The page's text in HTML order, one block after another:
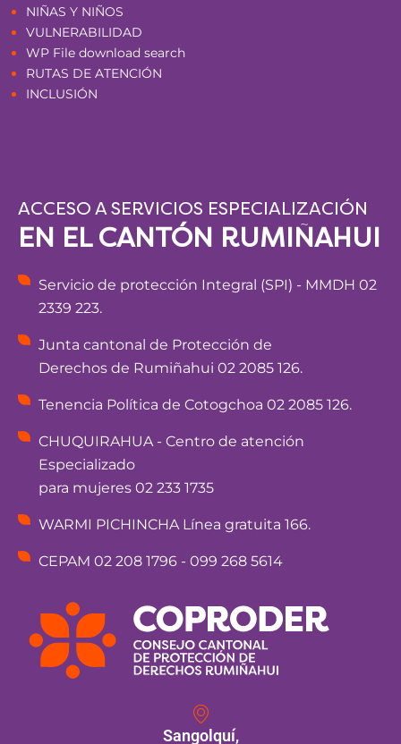
NIÑAS Y NIÑOS
VULNERABILIDAD
WP File download search
RUTAS DE ATENCIÓN
INCLUSIÓN
ACCESO A SERVICIOS ESPECIALIZACIÓN
EN EL CANTÓN RUMIÑAHUI
Servicio de protección Integral (SPI) - MMDH 02
2339 223.
Junta cantonal de Protección de
Derechos de Rumiñahui 02 2085 126.
Tenencia Política de Cotogchoa 02 2085 126.
CHUQUIRAHUA - Centro de atención
Especializado
para mujeres 02 233 1735
WARMI PICHINCHA Línea gratuita 166.
CEPAM 02 208 1796 - 099 268 5614
Sangolquí,